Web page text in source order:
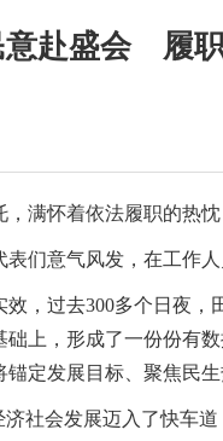
意赴盛会 履
满怀着依法履职的热
们意气风发，在工作
，过去300多个日夜
上，形成了一份份有
定发展目标、聚焦民
济社会发展迈入了快车